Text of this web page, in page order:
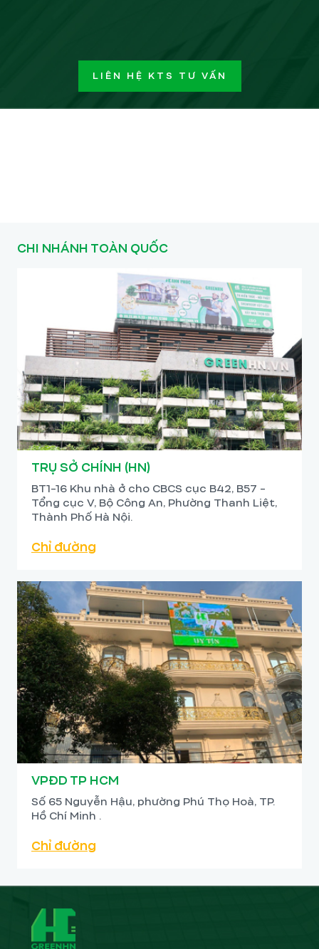
LIÊN HỆ KTS TƯ VẤN
CHI NHÁNH TOÀN QUỐC
TRỤ SỞ CHÍNH (HN)
BT1-16 Khu nhà ở cho CBCS cục B42, B57 -
Tổng cục V, Bộ Công An, Phường Thanh Liệt,
Thành Phố Hà Nội.
Chỉ đường
VPĐD TP HCM
Số 65 Nguyễn Hậu, phường Phú Thọ Hoà, TP.
Hồ Chí Minh .
Chỉ đường